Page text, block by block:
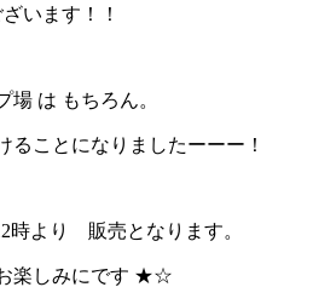
います！！
は もちろん。
ることになりましたーーー！
時より 販売となります。
楽しみにです ★☆